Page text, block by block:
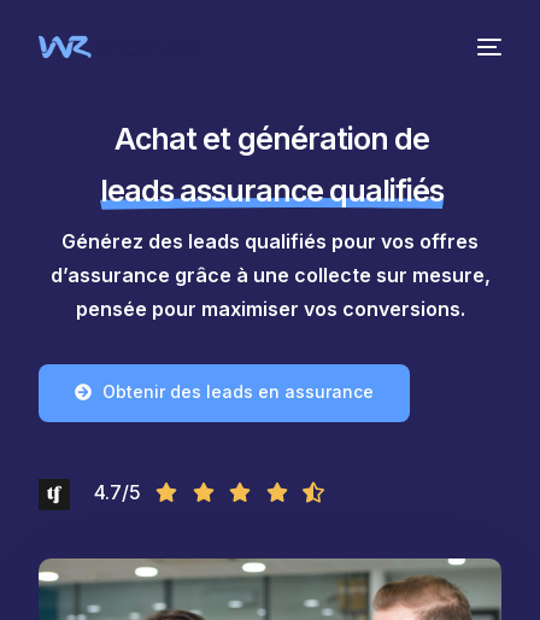
Achat et génération de
leads assurance qualifiés
Générez des leads qualifiés pour vos offres
d’assurance grâce à une collecte sur mesure,
pensée pour maximiser vos conversions.
Obtenir des leads en assurance
4.7/5